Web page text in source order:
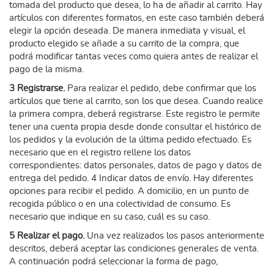
tomada del producto que desea, lo ha de añadir al carrito. Hay
artículos con diferentes formatos, en este caso también deberá
elegir la opción deseada. De manera inmediata y visual, el
producto elegido se añade a su carrito de la compra, que
podrá modificar tantas veces como quiera antes de realizar el
pago de la misma.
3 Registrarse. Para realizar el pedido, debe confirmar que los
artículos que tiene al carrito, son los que desea. Cuando realice
la primera compra, deberá registrarse. Este registro le permite
tener una cuenta propia desde donde consultar el histórico de
los pedidos y la evolución de la última pedido efectuado. Es
necesario que en el registro rellene los datos
correspondientes: datos personales, datos de pago y datos de
entrega del pedido. 4 Indicar datos de envío. Hay diferentes
opciones para recibir el pedido. A domicilio, en un punto de
recogida público o en una colectividad de consumo. Es
necesario que indique en su caso, cuál es su caso.
5 Realizar el pago. Una vez realizados los pasos anteriormente
descritos, deberá aceptar las condiciones generales de venta.
A continuación podrá seleccionar la forma de pago,